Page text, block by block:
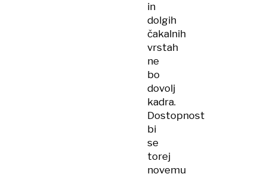
in
dolgih
čakalnih
vrstah
ne
bo
dovolj
kadra.
Dostopnost
bi
se
torej
novemu